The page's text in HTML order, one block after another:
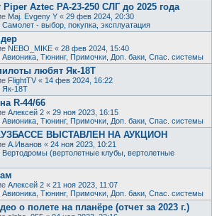
Aztec PA-23-250 СЛГ до 2025 года
Maj. Evgeny Y « 29 фев 2024, 20:30
Самолет - выбор, покупка, эксплуатация
NEBO_MIKE « 28 фев 2024, 15:40
Авионика, Тюнинг, Примочки, Доп. баки, Спас. системы
любят Як-18Т
FlightTV « 14 фев 2024, 16:22
Як-18Т
R-44/66
Алексей 2 « 29 ноя 2023, 16:15
Авионика, Тюнинг, Примочки, Доп. баки, Спас. системы
ВЫСТАВЛЕН НА АУКЦИОН
А.Иванов « 24 ноя 2023, 10:21
Вертодромы (вертолетные клубы, вертолетные
Алексей 2 « 21 ноя 2023, 11:07
Авионика, Тюнинг, Примочки, Доп. баки, Спас. системы
о полете на планёре (отчет за 2023 г.)